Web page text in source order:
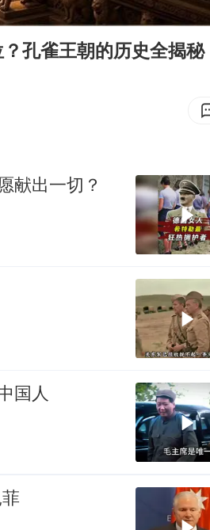
体系
19:06
孔雀王朝的历史全揭秘
献出一切？
国人